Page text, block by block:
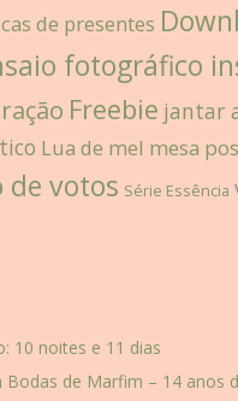
de presentes
fotográfico
Freebie jantar
Lua de mel mesa
de votos Série Essência
10 noites e 11 dias
Bodas de Marfim – 14 anos